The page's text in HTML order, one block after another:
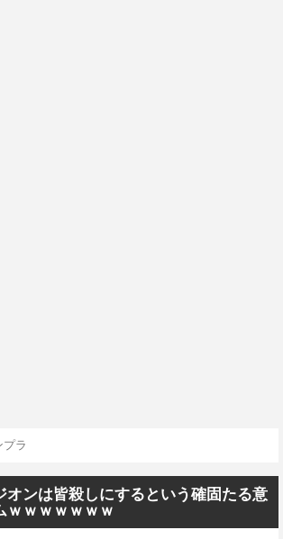
プラ
オンは皆殺しにするという確固たる意
ｗｗｗｗｗｗｗ